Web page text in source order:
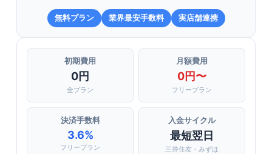
無料プラン 業界最安手数料 実店舗連携
初期費用
0円
全プラン
月額費用
0円〜
フリープラン
決済手数料
3.6%
フリープラン
入金サイクル
最短翌日
三井住友・みずほ